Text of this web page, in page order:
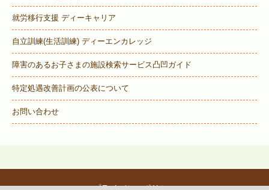
就労移行支援 ディーキャリア
自立訓練(生活訓練) ディーエンカレッジ
障害のあるお子さまの施設検索サービス凸凹ガイド
特定処遇改善計画の公表について
お問い合わせ
プライバシーポリシー